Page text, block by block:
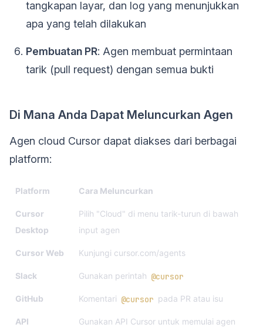
tangkapan layar, dan log yang menunjukkan
apa yang telah dilakukan
Pembuatan PR: Agen membuat permintaan
tarik (pull request) dengan semua bukti
Di Mana Anda Dapat Meluncurkan Agen
Agen cloud Cursor dapat diakses dari berbagai
platform:
Platform Cara Meluncurkan
Cursor
Desktop
Pilih "Cloud" di menu tarik-turun di bawah
input agen
Cursor Web Kunjungi cursor.com/agents
Slack Gunakan perintah @cursor
GitHub Komentari @cursor pada PR atau isu
API Gunakan API Cursor untuk memulai agen